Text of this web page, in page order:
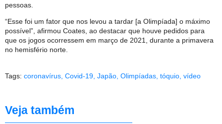
pessoas.
“Esse foi um fator que nos levou a tardar [a Olimpíada] o máximo
possível”, afirmou Coates, ao destacar que houve pedidos para
que os jogos ocorressem em março de 2021, durante a primavera
no hemisfério norte.
Tags: coronavírus, Covid-19, Japão, Olimpíadas, tóquio, vídeo
Veja também